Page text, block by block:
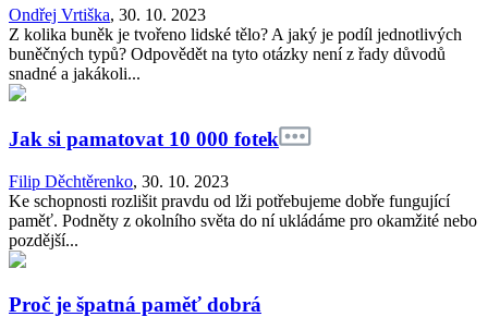
Ondřej Vrtiška, 30. 10. 2023
Z kolika buněk je tvořeno lidské tělo? A jaký je podíl jednotlivých
buněčných typů? Odpovědět na tyto otázky není z řady důvodů
snadné a jakákoli...
Jak si pamatovat 10 000 fotek
Filip Děchtěrenko, 30. 10. 2023
Ke schopnosti rozlišit pravdu od lži potřebujeme dobře fungující
paměť. Podněty z okolního světa do ní ukládáme pro okamžité nebo
pozdější...
Proč je špatná paměť dobrá